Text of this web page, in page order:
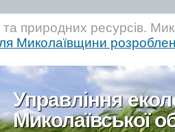
та природних ресурсів.
Миколаївщини
Управління
Миколаївської